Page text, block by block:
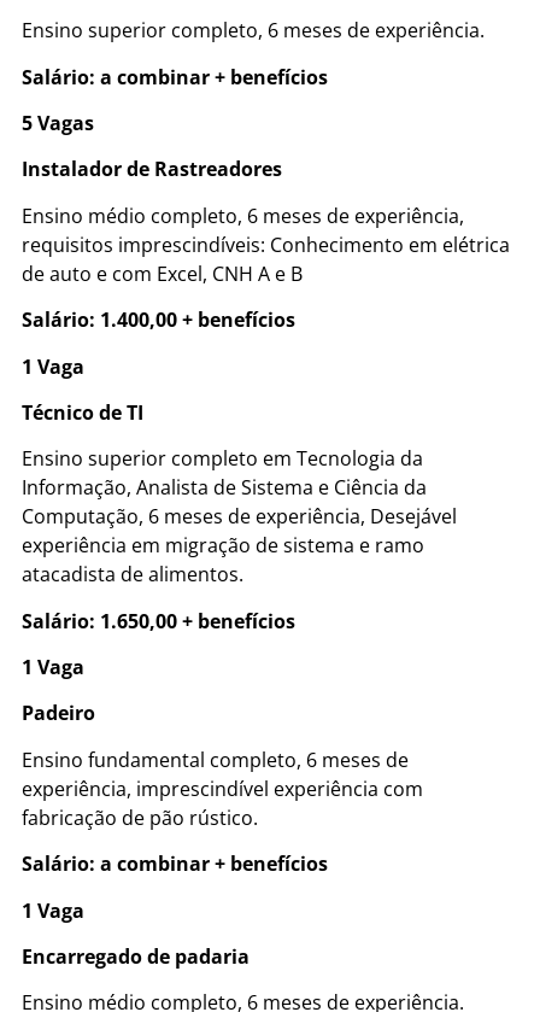
Ensino superior completo, 6 meses de experiência.
Salário: a combinar + benefícios
5 Vagas
Instalador de Rastreadores
Ensino médio completo, 6 meses de experiência,
requisitos imprescindíveis: Conhecimento em elétrica
de auto e com Excel, CNH A e B
Salário: 1.400,00 + benefícios
1 Vaga
Técnico de TI
Ensino superior completo em Tecnologia da
Informação, Analista de Sistema e Ciência da
Computação, 6 meses de experiência, Desejável
experiência em migração de sistema e ramo
atacadista de alimentos.
Salário: 1.650,00 + benefícios
1 Vaga
Padeiro
Ensino fundamental completo, 6 meses de
experiência, imprescindível experiência com
fabricação de pão rústico.
Salário: a combinar + benefícios
1 Vaga
Encarregado de padaria
Ensino médio completo, 6 meses de experiência.